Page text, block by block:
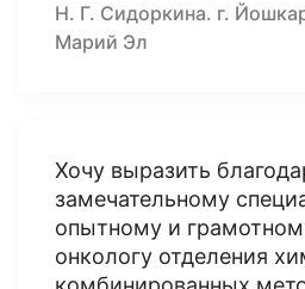
Н. Г. Сидоркина. г.
Марий Эл
Хочу выразить
замечательному
опытному и
онкологу отделения